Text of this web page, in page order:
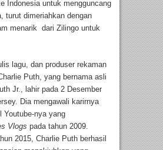
Indonesia untuk mengguncang
turut dimeriahkan dengan
menarik dari Zilingo untuk
lagu, dan produser rekaman
Puth, yang bernama asli
Jr., lahir pada 2 Desember
Dia mengawali karirnya
Youtube-nya yang
Vlogs pada tahun 2009.
2015, Charlie Puth berhasil